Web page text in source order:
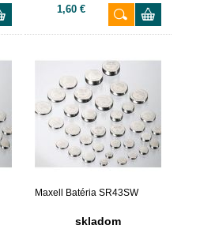
1,60 €
Maxell Batéria SR43SW
skladom